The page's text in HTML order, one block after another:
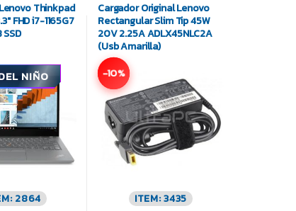
Thinkpad
FHD i7-1165G7
SSD
NIÑO
2864
Cargador Original Lenovo
Rectangular Slim Tip 45W
20V 2.25A ADLX45NLC2A
(Usb Amarilla)
-10%
ITEM: 3435